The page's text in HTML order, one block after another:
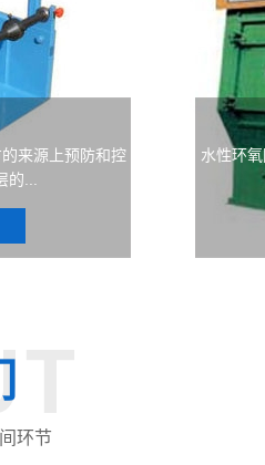
来源上预防和控
...
水性环
环节